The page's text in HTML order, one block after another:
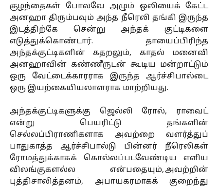
குழந்தைகள் போலவே அழும் ஒலியைக் கேட்ட
அனஹா திரும்பவும் அந்த நீரெலி தங்கி இருந்த
இடத்திற்கே சென்று அந்தக் குட்டிகளை
எடுத்துக்கொண்டார். தாயைப்பிரிந்த
அந்தக்குட்டிகளின் கதறலும், காதல் மனைவி
அனஹாவின் கண்ணீருடன் கூடிய மன்றாட்டும்
ஒரு வேட்டைக்காரராக இருந்த ஆர்ச்சிபால்டை
ஒரு இயற்கையியலாளராக மாற்றியது.
அந்தக்குட்டிகளுக்கு ஜெல்லி ரோல், ராவைட்
என்று பெயரிட்டு தங்களின்
செல்லப்பிராணிகளாக அவற்றை வளர்த்துப்
பாதுகாத்த ஆர்ச்சிபால்டு பின்னர் நீரெலிகள்
ரோமத்துக்காகக் கொல்லப்படவேண்டிய எளிய
விலங்குகளல்ல என்பதையும், அவற்றின்
புத்திசாலித்தனம், அபாயகரமாகக் குறைந்து